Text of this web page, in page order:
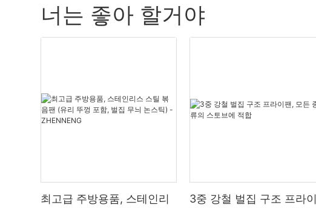
너는 좋아 할거야
최고급 주방용품, 스테인리
3중 강철 벌집 구조 프라이